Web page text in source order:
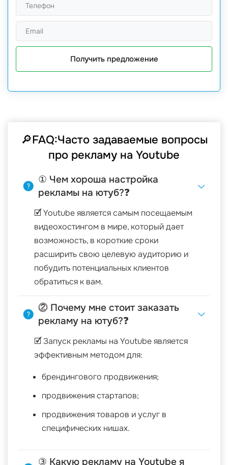
Получить предложение
🔎FAQ:Часто задаваемые вопросы
про рекламу на Youtube
① Чем хороша настройка
рекламы на ютуб?❓
🗹 Youtube является самым посещаемым
видеохостингом в мире, который дает
возможность, в короткие сроки
расширить свою целевую аудиторию и
побудить потенциальных клиентов
обратиться к вам.
⓶ Почему мне стоит заказать
рекламу на ютуб?❓
🗹 Запуск рекламы на Youtube является
эффективным методом для:
брендингового продвижения;
продвижения стартапов;
продвижения товаров и услуг в
специфических нишах.
③ Какую рекламу на Youtube я